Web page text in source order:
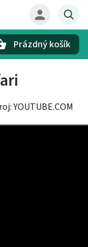
Prázdný košík
YOUTUBE.COM